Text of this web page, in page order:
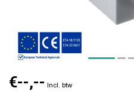
€--,-- Incl. btw